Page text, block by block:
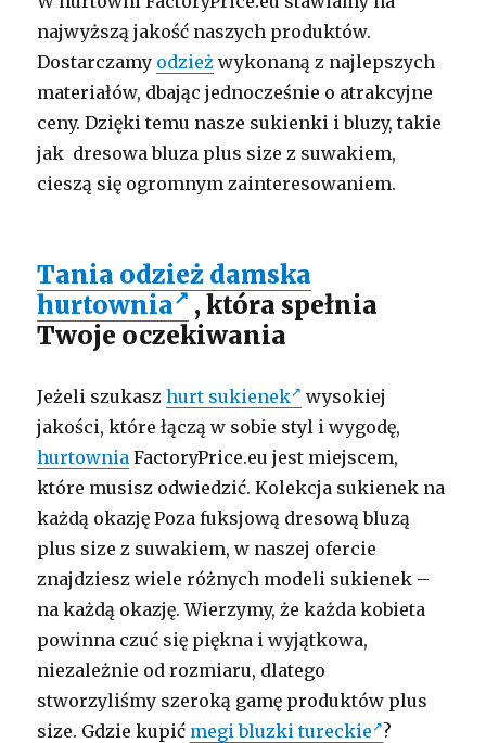
najwyższą jakość naszych produktów.
Dostarczamy odzież wykonaną z najlepszych
materiałów, dbając jednocześnie o atrakcyjne
ceny. Dzięki temu nasze sukienki i bluzy, takie
jak dresowa bluza plus size z suwakiem,
cieszą się ogromnym zainteresowaniem.
Tania odzież damska
hurtownia
, która spełnia
Twoje oczekiwania
Jeżeli szukaszhurt sukienek
wysokiej
jakości, które łączą w sobie styl i wygodę,
hurtownia FactoryPrice.eu jest miejscem,
które musisz odwiedzić. Kolekcja sukienek na
każdą okazję Poza fuksjową dresową bluzą
plus size z suwakiem, w naszej ofercie
znajdziesz wiele różnych modeli sukienek –
na każdą okazję. Wierzymy, że każda kobieta
powinna czuć się piękna i wyjątkowa,
niezależnie od rozmiaru, dlatego
stworzyliśmy szeroką gamę produktów plus
size. Gdzie kupić megi bluzki tureckie ?